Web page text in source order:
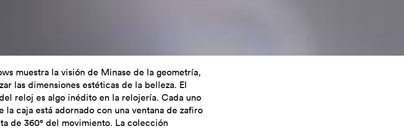
muestra la visión de Minase de la geometría,
las dimensiones estéticas de la belleza. El
reloj es algo inédito en la relojería. Cada uno
la caja está adornado con una ventana de zafiro
de 360° del movimiento. La colección